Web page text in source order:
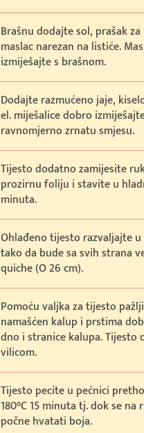
Brašnu dodajte sol, prašak
maslac narezan na listiće.
izmiješajte s brašnom.
Dodajte razmućeno jaje,
el. miješalice dobro
ravnomjerno zrnatu smjesu.
Tijesto dodatno zamijesite
prozirnu foliju i stavite u
minuta.
Ohlađeno tijesto razvaljajte
tako da bude sa svih strana
quiche (O 26 cm).
Pomoću valjka za tijesto
namašćen kalup i prstima
dno i stranice kalupa. Tijesto
vilicom.
Tijesto pecite u pećnici
180°C 15 minuta tj. dok se na
počne hvatati boja.